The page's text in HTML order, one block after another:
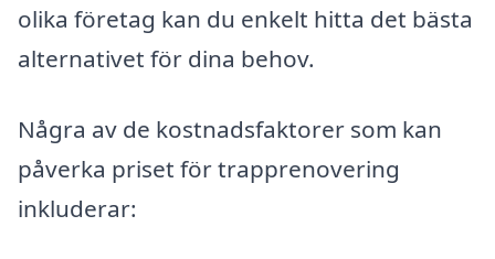
olika företag kan du enkelt hitta det bästa
alternativet för dina behov.
Några av de kostnadsfaktorer som kan
påverka priset för trapprenovering
inkluderar: